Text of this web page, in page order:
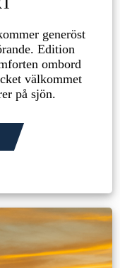
generöst
Edition
ombord
välkommet
på sjön.